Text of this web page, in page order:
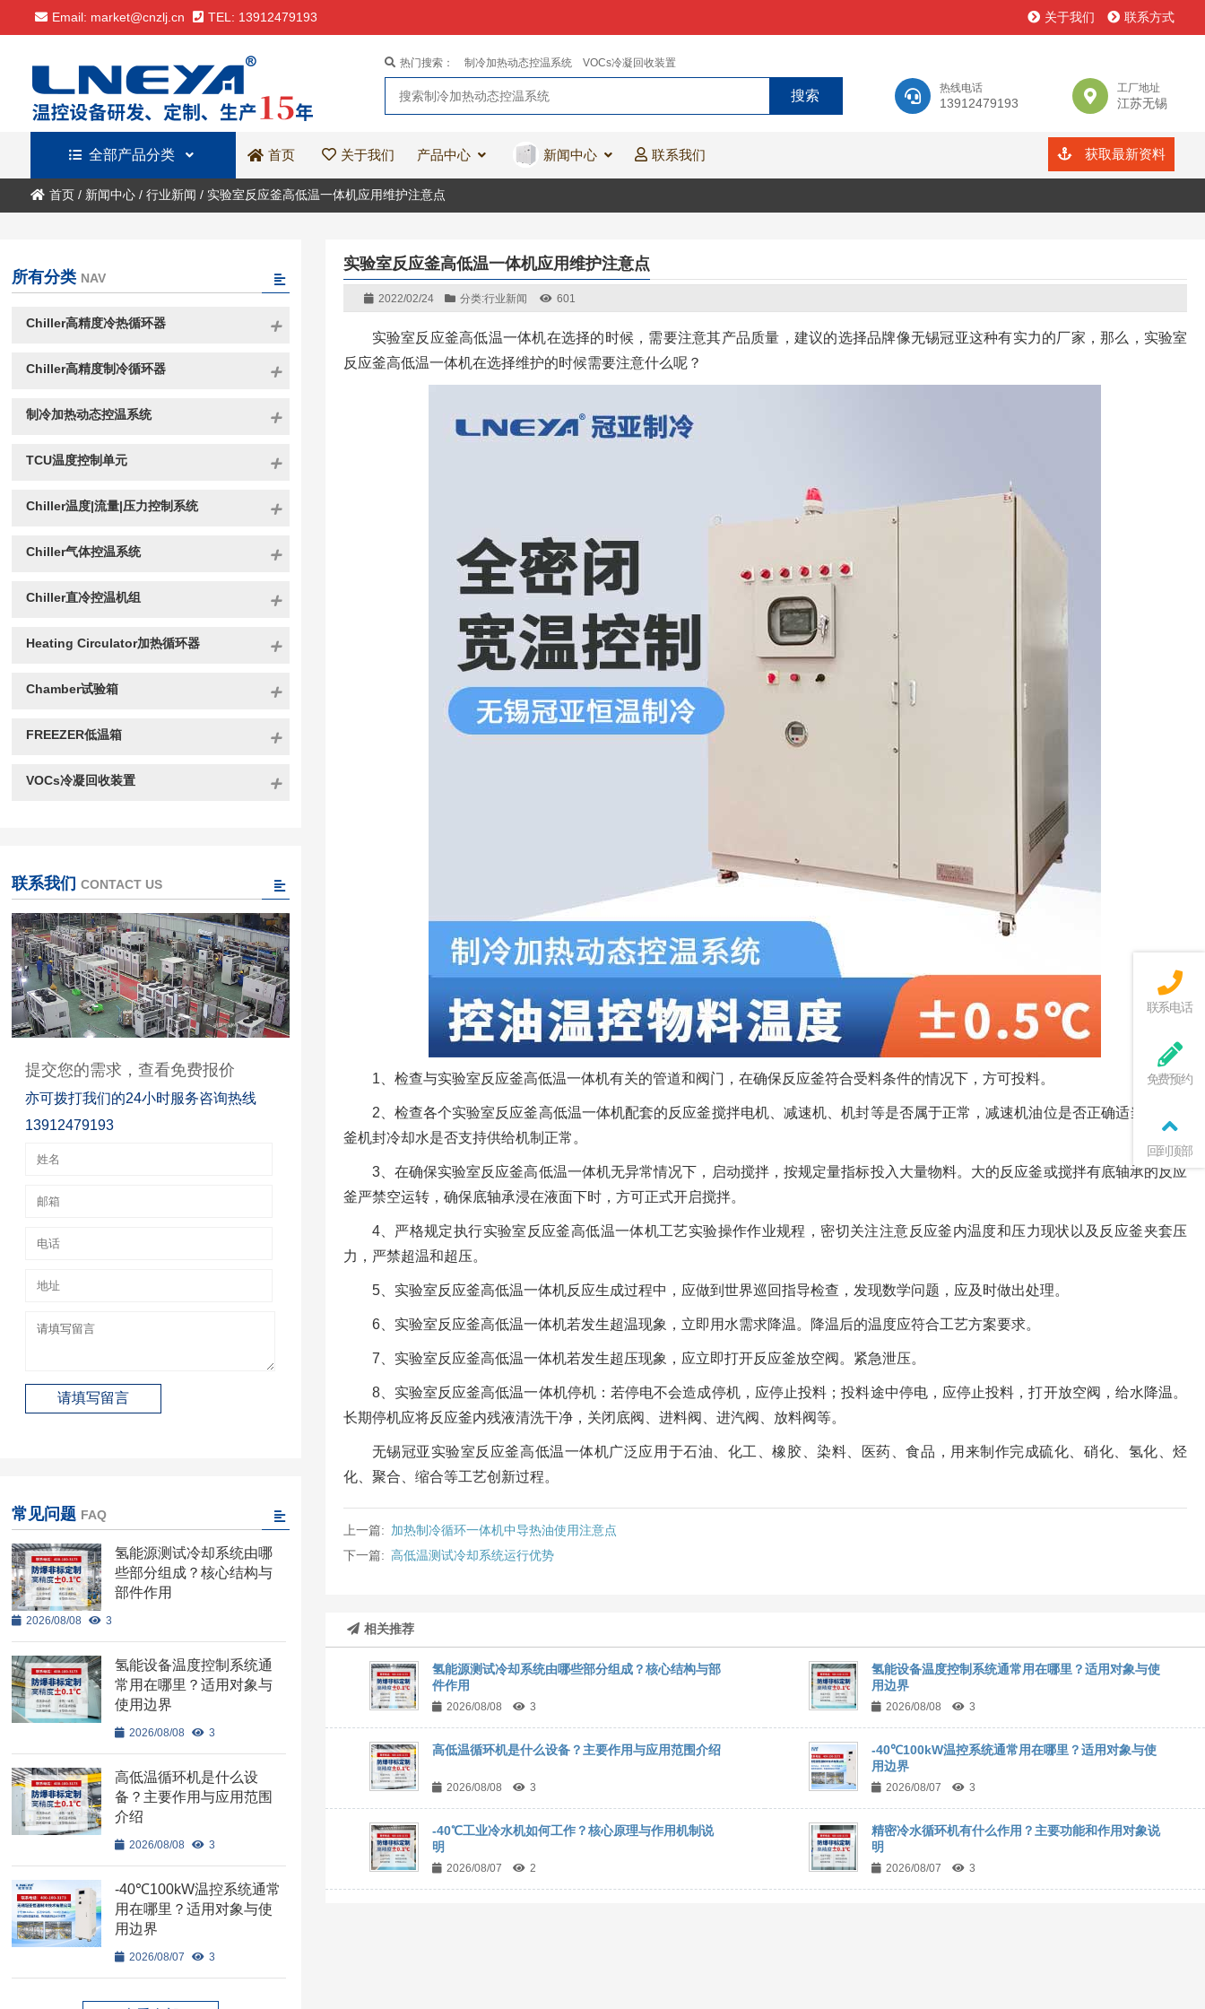
Email: market@cnzlj.cn TEL: 13912479193 关于我们 联系方式
热线电话
13912479193
工厂地址
江苏无锡
热门搜索： 制冷加热动态控温系统 VOCs冷凝回收装置
全部产品分类 首页 关于我们 产品中心 新闻中心 联系我们 获取最新资料
首页/ 新闻中心/ 行业新闻 / 实验室反应釜高低温一体机应用维护注意点
实验室反应釜高低温一体机应用维护注意点
2022/02/24 分类:行业新闻 601
实验室反应釜高低温一体机在选择的时候，需要注意其产品质量，建议的选择品牌像无锡冠亚这种有实力的厂家，那么，实验室
反应釜高低温一体机在选择维护的时候需要注意什么呢？
1、检查与实验室反应釜高低温一体机有关的管道和阀门，在确保反应釜符合受料条件的情况下，方可投料。
2、检查各个实验室反应釜高低温一体机配套的反应釜搅拌电机、减速机、机封等是否属于正常，减速机油位是否正确适当，反应
釜机封冷却水是否支持供给机制正常。
3、在确保实验室反应釜高低温一体机无异常情况下，启动搅拌，按规定量指标投入大量物料。大的反应釜或搅拌有底轴承的反应
釜严禁空运转，确保底轴承浸在液面下时，方可正式开启搅拌。
4、严格规定执行实验室反应釜高低温一体机工艺实验操作作业规程，密切关注注意反应釜内温度和压力现状以及反应釜夹套压
力，严禁超温和超压。
5、实验室反应釜高低温一体机反应生成过程中，应做到世界巡回指导检查，发现数学问题，应及时做出处理。
6、实验室反应釜高低温一体机若发生超温现象，立即用水需求降温。降温后的温度应符合工艺方案要求。
7、实验室反应釜高低温一体机若发生超压现象，应立即打开反应釜放空阀。紧急泄压。
8、实验室反应釜高低温一体机停机：若停电不会造成停机，应停止投料；投料途中停电，应停止投料，打开放空阀，给水降温。
长期停机应将反应釜内残液清洗干净，关闭底阀、进料阀、进汽阀、放料阀等。
无锡冠亚实验室反应釜高低温一体机广泛应用于石油、化工、橡胶、染料、医药、食品，用来制作完成硫化、硝化、氢化、烃
化、聚合、缩合等工艺创新过程。
上一篇: 加热制冷循环一体机中导热油使用注意点
下一篇: 高低温测试冷却系统运行优势
相关推荐
氢能源测试冷却系统由哪些部分组成？核心结构与部
件作用
2026/08/08 3
氢能设备温度控制系统通常用在哪里？适用对象与使
用边界
2026/08/08 3
高低温循环机是什么设备？主要作用与应用范围介绍
2026/08/08 3
-40℃100kW温控系统通常用在哪里？适用对象与使
用边界
2026/08/07 3
-40℃工业冷水机如何工作？核心原理与作用机制说
明
2026/08/07 2
精密冷水循环机有什么作用？主要功能和作用对象说
明
2026/08/07 3
所有分类 NAV
Chiller高精度冷热循环器
Chiller高精度制冷循环器
制冷加热动态控温系统
TCU温度控制单元
Chiller温度|流量|压力控制系统
Chiller气体控温系统
Chiller直冷控温机组
Heating Circulator加热循环器
Chamber试验箱
FREEZER低温箱
VOCs冷凝回收装置
联系我们 CONTACT US
提交您的需求，查看免费报价
亦可拨打我们的24小时服务咨询热线
13912479193
常见问题 FAQ
氢能源测试冷却系统由哪
些部分组成？核心结构与
部件作用
2026/08/08 3
氢能设备温度控制系统通
常用在哪里？适用对象与
使用边界
2026/08/08 3
高低温循环机是什么设
备？主要作用与应用范围
介绍
2026/08/08 3
-40℃100kW温控系统通常
用在哪里？适用对象与使
用边界
2026/08/07 3
联系电话
免费预约
回到顶部